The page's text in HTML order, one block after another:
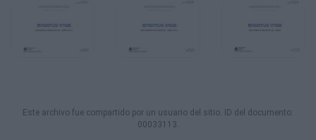
Este archivo fue compartido por un usuario del sitio. ID del documento:
00033113.